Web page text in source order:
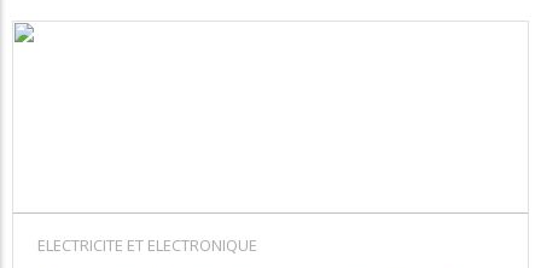
ELECTRICITE ET ELECTRONIQUE